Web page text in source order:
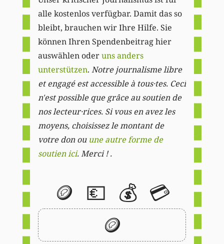
alle kostenlos verfügbar. Damit das so
bleibt, brauchen wir Ihre Hilfe. Sie
können Ihren Spendenbeitrag hier
auswählen oderuns anders
unterstützen. Notre journalisme libre
et engagé est accessible à tous·tes. Ceci
n'est possible que grâce au soutien de
nos lecteur·rices. Si vous en avez les
moyens, choisissez le montant de
votre don ou une autre forme de
soutien ici. Merci ! .
🪙 💶 💰 💳
🪙